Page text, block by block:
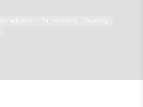
Betriebsfeier Firmenevent
Teamtag